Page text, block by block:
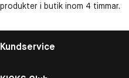
produkter i butik inom 4 timmar.
Kundservice